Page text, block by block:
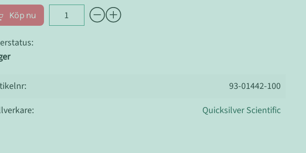
Köp nu
93-01442-100
Quicksilver Scientific